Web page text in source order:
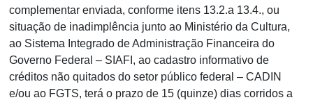
complementar enviada, conforme itens 13.2.a 13.4., ou
situação de inadimplência junto ao Ministério da Cultura,
ao Sistema Integrado de Administração Financeira do
Governo Federal – SIAFI, ao cadastro informativo de
créditos não quitados do setor público federal – CADIN
e/ou ao FGTS, terá o prazo de 15 (quinze) dias corridos a